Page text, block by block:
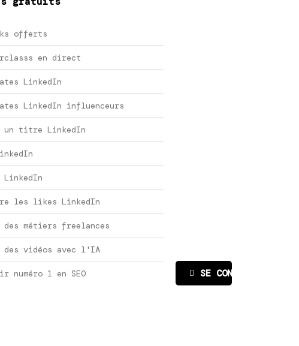
offerts
en direct
LinkedIn
LinkedIn influenceurs
un titre LinkedIn
les likes LinkedIn
des métiers freelances
des vidéos avec l'IA
numéro 1 en SEO SE CONNECTER